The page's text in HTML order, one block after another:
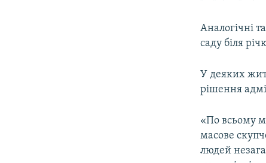
Аналогічні
саду біля
У деяких
рішення
«По всьому
масове
людей